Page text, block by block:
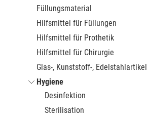
Füllungsmaterial
Hilfsmittel für Füllungen
Hilfsmittel für Prothetik
Hilfsmittel für Chirurgie
Glas-, Kunststoff-, Edelstahlartikel
Hygiene
Desinfektion
Sterilisation